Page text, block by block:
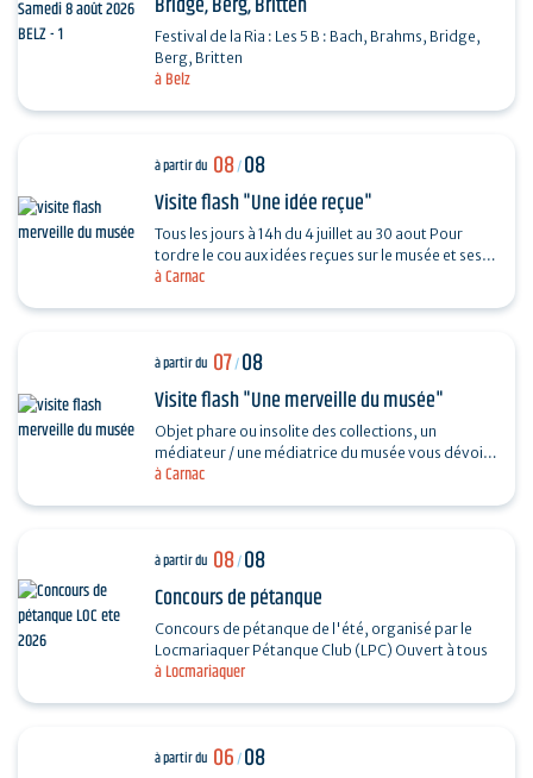
à Belz
Festival de la Ria : Les 5 B : Bach, Brahms, Bridge,
Berg, Britten
à Carnac
à partir du 08/08
Visite flash "Une idée reçue"
Tous les jours à 14h du 4 juillet au 30 aout Pour
tordre le cou aux idées reçues sur le musée et ses
collections, piochez au hasard une question et…
à Carnac
à partir du 07/08
Visite flash "Une merveille du musée"
Objet phare ou insolite des collections, un
médiateur / une médiatrice du musée vous dévoile
son histoire. Sans réservation. Durée 30…
à Locmariaquer
à partir du 08/08
Concours de pétanque
Concours de pétanque de l'été, organisé par le
Locmariaquer Pétanque Club (LPC) Ouvert à tous
à partir du 06/08